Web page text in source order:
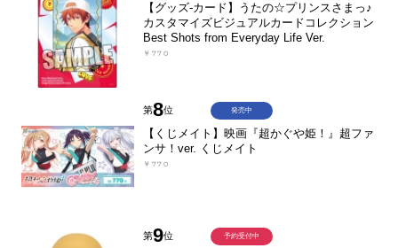
【グッズ-カード】うたの☆プリンスさまっ♪
カスタマイズビジュアルカードコレクション
Best Shots from Everyday Life Ver.
￥770
第8位
【くじメイト】映画『超かぐや姫！』超ファ
ンサ！ver. くじメイト
￥770
発売中
第9位 予約受付中